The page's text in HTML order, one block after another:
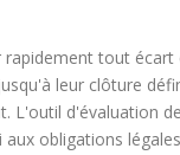
tout écart
leur clôture
L'outil d'évaluation
obligations